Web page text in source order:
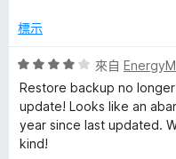
分
滿
分
分
標示
評
價
4
分
，
來自
Restore backup no
update! Looks like an
year since last updated.
kind!